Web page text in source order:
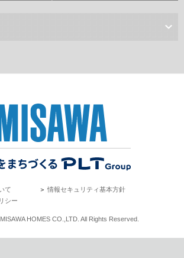
て ＞情報セキュリティ基本方針
シー
HOMES CO.,LTD. All Rights Reserved.